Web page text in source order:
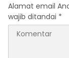
Alamat email
wajib ditandai *